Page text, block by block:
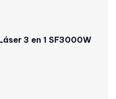
3 en 1 SF3000W